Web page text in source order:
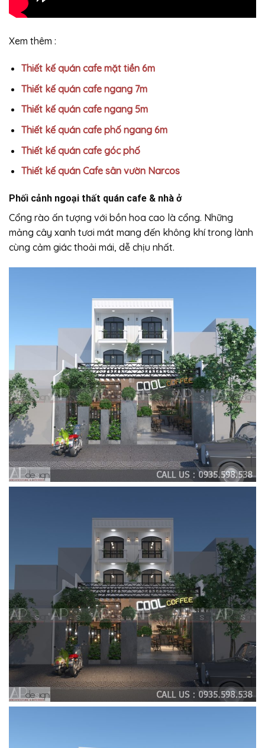
Xem thêm :
Thiết kế quán cafe mặt tiền 6m
Thiết kế quán cafe ngang 7m
Thiết kế quán cafe ngang 5m
Thiết kế quán cafe phố ngang 6m
Thiết kế quán cafe góc phố
Thiết kế quán Cafe sân vườn Narcos
Phối cảnh ngoại thất quán cafe & nhà ở
Cổng rào ấn tượng với bồn hoa cao là cổng. Những
mảng cây xanh tươi mát mang đến không khí trong lành
cùng cảm giác thoải mái, dễ chịu nhất.